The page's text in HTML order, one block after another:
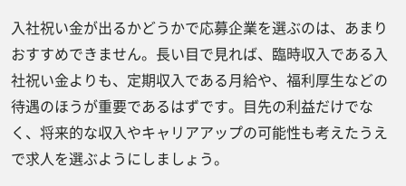
入社祝い金が出るかどうかで応募企業を選ぶのは、あまり
おすすめできません。長い目で見れば、臨時収入である入
社祝い金よりも、定期収入である月給や、福利厚生などの
待遇のほうが重要であるはずです。目先の利益だけでな
く、将来的な収入やキャリアアップの可能性も考えたうえ
で求人を選ぶようにしましょう。